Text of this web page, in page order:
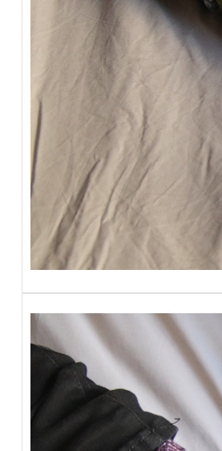
Ce patron a été
initialement créé pour les
membres de…